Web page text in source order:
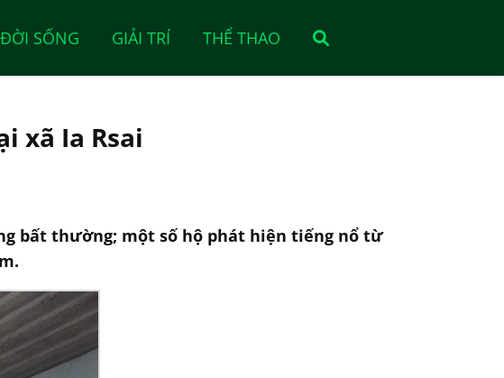
ĐỜI SỐNG GIẢI TRÍ THỂ THAO
xã Ia Rsai
bất thường; một số hộ phát hiện tiếng nổ từ